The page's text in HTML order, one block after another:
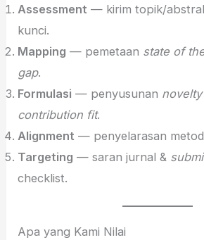
Assessment — kirim topik/
kunci.
Mapping — pemetaan state of
gap.
Formulasi — penyusunan
contribution fit.
Alignment — penyelarasan
Targeting — saran jurnal &
checklist.
Apa yang Kami Nilai